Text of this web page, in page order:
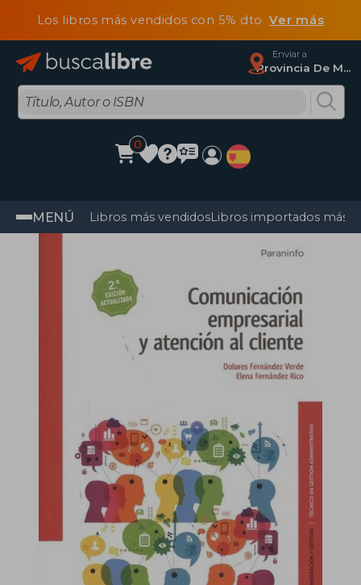
Los libros más vendidos con 5% dtoVer más
Enviar a
Provincia De Madrid
0
MENÚ Libros más vendidosLibros importados más